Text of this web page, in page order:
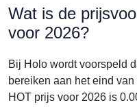
Wat is de
voor 2026?
Bij Holo wordt voorspeld
bereiken aan het eind
HOT prijs voor 2026 is